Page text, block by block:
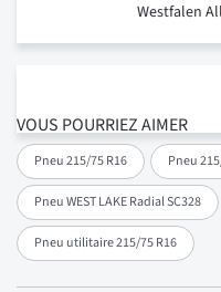
VOUS POURRIEZ AIMER
Pneu 215/75 R16 Pneu
Pneu WEST LAKE Radial SC328
Pneu utilitaire 215/75 R16
Westfalen